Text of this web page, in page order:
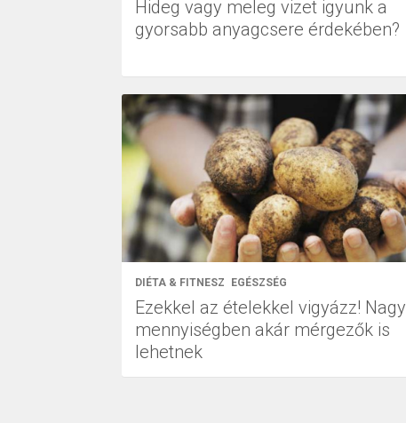
Hideg vagy meleg vizet igyunk a
gyorsabb anyagcsere érdekében?
DIÉTA & FITNESZ EGÉSZSÉG
Ezekkel az ételekkel vigyázz! Nagy
mennyiségben akár mérgezők is
lehetnek